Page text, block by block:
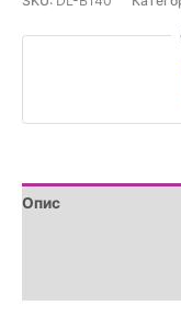
тестиси
количина
Опис